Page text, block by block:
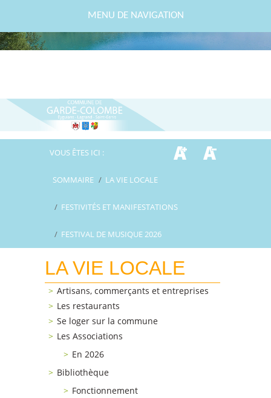
MENU DE NAVIGATION
VOUS ÊTES ICI :
SOMMAIRE / LA VIE LOCALE
/ FESTIVITÉS ET MANIFESTATIONS
/ FESTIVAL DE MUSIQUE 2026
LA VIE LOCALE
Artisans, commerçants et entreprises
Les restaurants
Se loger sur la commune
Les Associations
En 2026
Bibliothèque
Fonctionnement